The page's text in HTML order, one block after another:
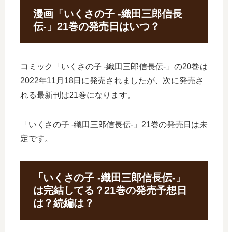
漫画「いくさの子 ‐織田三郎信長
伝‐」21巻の発売日はいつ？
コミック「いくさの子 ‐織田三郎信長伝‐」の20巻は
2022年11月18日に発売されましたが、次に発売さ
れる最新刊は21巻になります。
「いくさの子 ‐織田三郎信長伝‐」21巻の発売日は未
定です。
「いくさの子 ‐織田三郎信長伝‐」
は完結してる？21巻の発売予想日
は？続編は？